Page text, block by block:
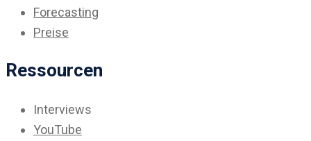
Forecasting
Preise
Ressourcen
Interviews
YouTube